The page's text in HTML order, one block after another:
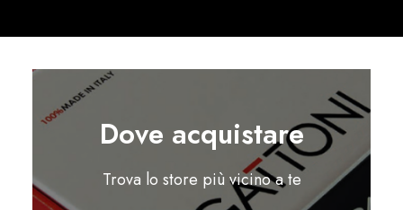
Dove acquistare
Trova lo store più vicino a te